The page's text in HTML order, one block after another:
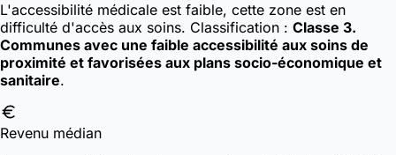
L'accessibilité médicale est faible, cette zone est en
difficulté d'accès aux soins. Classification : Classe 3.
Communes avec une faible accessibilité aux soins de
proximité et favorisées aux plans socio-économique et
sanitaire.
Revenu médian